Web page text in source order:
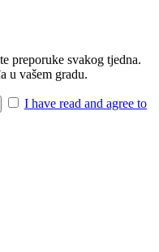
preporuke svakog tjedna.
u vašem gradu.
I have read and agree to